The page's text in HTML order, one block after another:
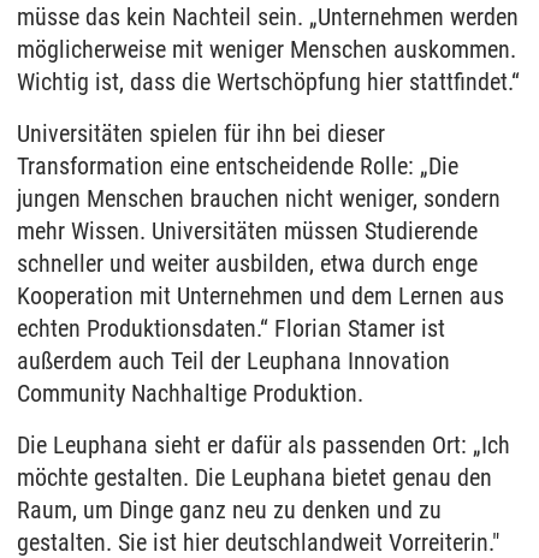
müsse das kein Nachteil sein. „Unternehmen werden
möglicherweise mit weniger Menschen auskommen.
Wichtig ist, dass die Wertschöpfung hier stattfindet.“
Universitäten spielen für ihn bei dieser
Transformation eine entscheidende Rolle: „Die
jungen Menschen brauchen nicht weniger, sondern
mehr Wissen. Universitäten müssen Studierende
schneller und weiter ausbilden, etwa durch enge
Kooperation mit Unternehmen und dem Lernen aus
echten Produktionsdaten.“ Florian Stamer ist
außerdem auch Teil der Leuphana Innovation
Community Nachhaltige Produktion.
Die Leuphana sieht er dafür als passenden Ort: „Ich
möchte gestalten. Die Leuphana bietet genau den
Raum, um Dinge ganz neu zu denken und zu
gestalten. Sie ist hier deutschlandweit Vorreiterin."